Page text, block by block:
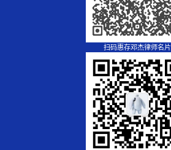
扫码惠存邓杰律师名片